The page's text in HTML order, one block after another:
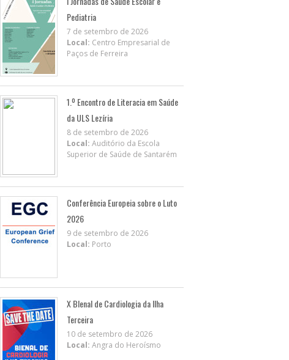
Pediatria
7 de setembro de 2026
Local: Centro Empresarial de
Paços de Ferreira
1.º Encontro de Literacia em Saúde
da ULS Lezíria
8 de setembro de 2026
Local: Auditório da Escola
Superior de Saúde de Santarém
Conferência Europeia sobre o Luto
2026
9 de setembro de 2026
Local: Porto
X BIenal de Cardiologia da Ilha
Terceira
10 de setembro de 2026
Local: Angra do Heroísmo